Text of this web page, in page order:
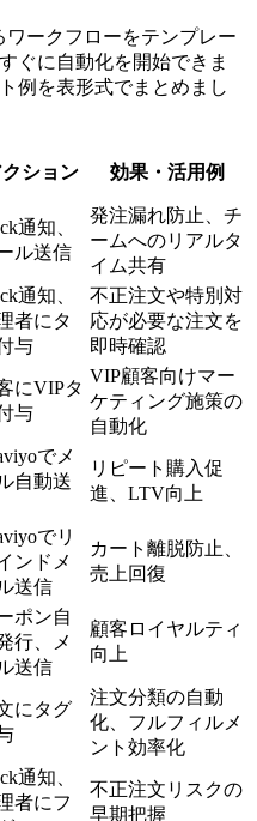
ワークフローをテンプレー
ぐに自動化を開始できま
例を表形式でまとめまし
ション 効果・活用例
通知、
ル送信
発注漏れ防止、チ
ームへのリアルタ
イム共有
通知、
者にタ
与
不正注文や特別対
応が必要な注文を
即時確認
にVIPタ
与
VIP顧客向けマー
ケティング施策の
自動化
でメ
自動送
リピート購入促
進、LTV向上
でリ
ンドメ
送信
カート離脱防止、
売上回復
ポン自
行、メ
送信
顧客ロイヤルティ
向上
にタグ
注文分類の自動
化、フルフィルメ
ント効率化
通知、
者にフ
不正注文リスクの
早期把握